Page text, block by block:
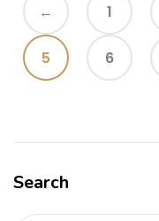
← 1
5 6
Search